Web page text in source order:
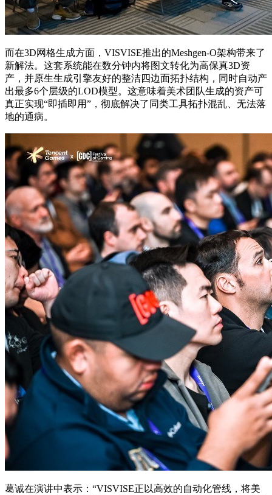
而在3D网格生成方面，VISVISE推出的Meshgen-O架构带来了
新解法。这套系统能在数分钟内将图文转化为高保真3D资
产，并原生生成引擎友好的整洁四边面拓扑结构，同时自动产
出最多6个层级的LOD模型。这意味着美术团队生成的资产可
真正实现“即插即用”，彻底解决了同类工具拓扑混乱、无法落
地的通病。
葛诚在演讲中表示：“VISVISE正以高效的自动化管线，将美